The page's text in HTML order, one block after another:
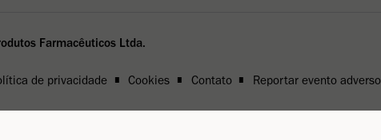
Farmacêuticos Ltda.
de privacidade Cookies Contato Reportar evento adverso